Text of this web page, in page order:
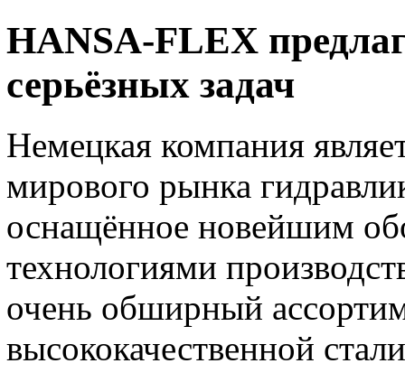
HANSA-FLEX
серьёзных задач
Немецкая компания
мирового рынка
оснащённое новейшим
технологиями
очень обширный
высококачественной